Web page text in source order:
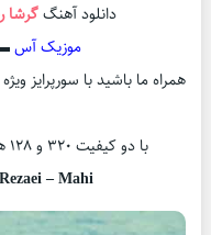
دانلود آهنگگرشا
موزیک آس
همراه ما باشید با سورپرایز
با دو کیفیت ۳۲۰ و ۱۲۸ همراه متن کامل آهنگ در موزیک آس
– Mahi